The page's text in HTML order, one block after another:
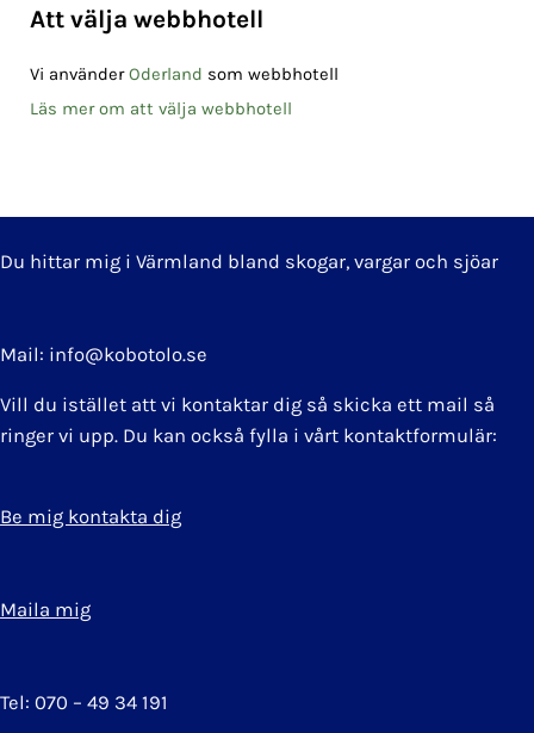
Sidebar
Att välja webbhotell
Vi använderOderland som webbhotell
Läs mer om att välja webbhotell
Du hittar mig i Värmland bland skogar, vargar och sjöar
Mail: info@kobotolo.se
Vill du istället att vi kontaktar dig så skicka ett mail så
ringer vi upp. Du kan också fylla i vårt kontaktformulär:
Be mig kontakta dig
Maila mig
Tel: 070 – 49 34 191